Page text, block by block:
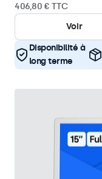
406,80 € TTC
Voir
Disponibilité à
long terme